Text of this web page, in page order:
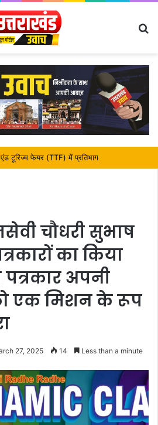
पर क्षेत्र में विकास की सौगात
चौधरी सुभाष
का किया
अपनी
एक मिशन के रूप
27, 2025 14 Less than a minute